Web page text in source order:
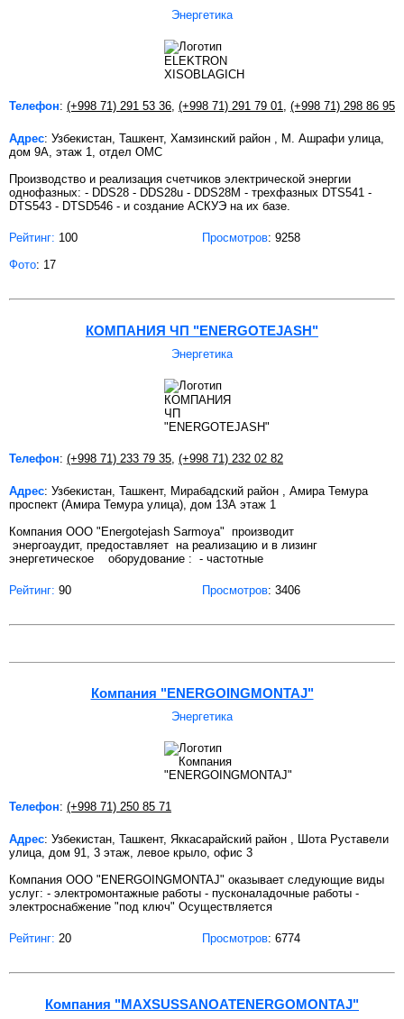
Энергетика
Телефон: (+998 71) 291 53 36 (+998 71) 291 79 01 (+998 71) 298 86 95
Адрес: Узбекистан, Ташкент, Хамзинский район , М. Ашрафи улица,
дом 9А, этаж 1, отдел ОМС
Производство и реализация счетчиков электрической энергии
однофазных: - DDS28 - DDS28u - DDS28M - трехфазных DTS541 -
DTS543 - DTSD546 - и создание АСКУЭ на их базе.
Рейтинг: 100 Просмотров: 9258
Фото: 17
КОМПАНИЯ ЧП "ENERGOTEJASH"
Энергетика
Телефон: (+998 71) 233 79 35 (+998 71) 232 02 82
Адрес: Узбекистан, Ташкент, Мирабадский район , Амира Темура
проспект (Амира Темура улица), дом 13А этаж 1
Компания OOO "Energotejash Sarmoya" производит
энергоаудит, предоставляет на реализацию и в лизинг
энергетическое оборудование : - частотные
Рейтинг: 90 Просмотров: 3406
Компания "ENERGOINGMONTAJ"
Энергетика
Телефон: (+998 71) 250 85 71
Адрес: Узбекистан, Ташкент, Яккасарайский район , Шота Руставели
улица, дом 91, 3 этаж, левое крыло, офис 3
Компания ООО "ENERGOINGMONTAJ" оказывает следующие виды
услуг: - электромонтажные работы - пусконаладочные работы -
электроснабжение "под ключ" Осуществляется
Рейтинг: 20 Просмотров: 6774
Компания "MAXSUSSANOATENERGOMONTAJ"